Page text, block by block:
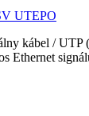
UTEPO
kábel / UTP
Ethernet